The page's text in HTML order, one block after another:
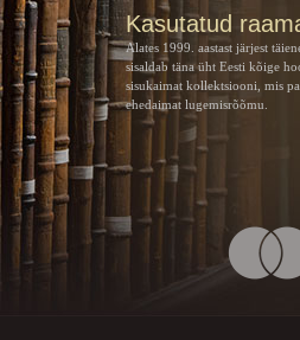
Kasutatud
Alates 1999. aastast järjest
sisaldab täna üht Eesti kõige
sisukaimat kollektsiooni, mis
ehedaimat lugemisrõõmu.